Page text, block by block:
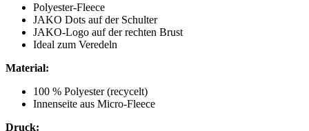
Polyester-Fleece
JAKO Dots auf der Schulter
JAKO-Logo auf der rechten Brust
Ideal zum Veredeln
Material:
100 % Polyester (recycelt)
Innenseite aus Micro-Fleece
Druck: